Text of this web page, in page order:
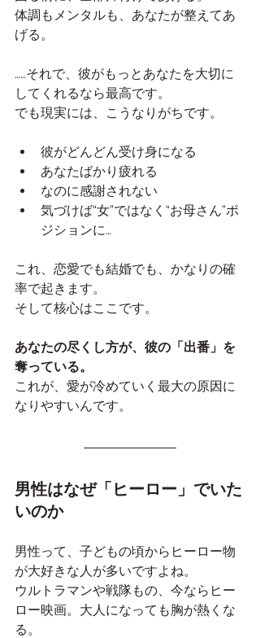
体調もメンタルも、あなたが整えてあ
げる。
……それで、彼がもっとあなたを大切に
してくれるなら最高です。
でも現実には、こうなりがちです。
彼がどんどん受け身になる
あなたばかり疲れる
なのに感謝されない
気づけば“女”ではなく“お母さん”ポ
ジションに…
これ、恋愛でも結婚でも、かなりの確
率で起きます。
そして核心はここです。
あなたの尽くし方が、彼の「出番」を
奪っている。
これが、愛が冷めていく最大の原因に
なりやすいんです。
男性はなぜ「ヒーロー」でいた
いのか
男性って、子どもの頃からヒーロー物
が大好きな人が多いですよね。
ウルトラマンや戦隊もの、今ならヒー
ロー映画。大人になっても胸が熱くな
る。